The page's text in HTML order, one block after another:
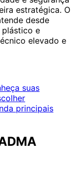
estratégica. O
desde
e
elevado e
suas
principais